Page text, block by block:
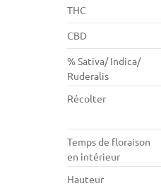
THC
CBD
% Sativa/ Indica/
Ruderalis
Récolter
Temps de floraison
en intérieur
Hauteur